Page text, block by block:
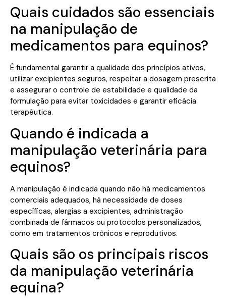
Quais cuidados são essenciais
na manipulação de
medicamentos para equinos?
É fundamental garantir a qualidade dos princípios ativos,
utilizar excipientes seguros, respeitar a dosagem prescrita
e assegurar o controle de estabilidade e qualidade da
formulação para evitar toxicidades e garantir eficácia
terapêutica.
Quando é indicada a
manipulação veterinária para
equinos?
A manipulação é indicada quando não há medicamentos
comerciais adequados, há necessidade de doses
específicas, alergias a excipientes, administração
combinada de fármacos ou protocolos personalizados,
como em tratamentos crônicos e reprodutivos.
Quais são os principais riscos
da manipulação veterinária
equina?